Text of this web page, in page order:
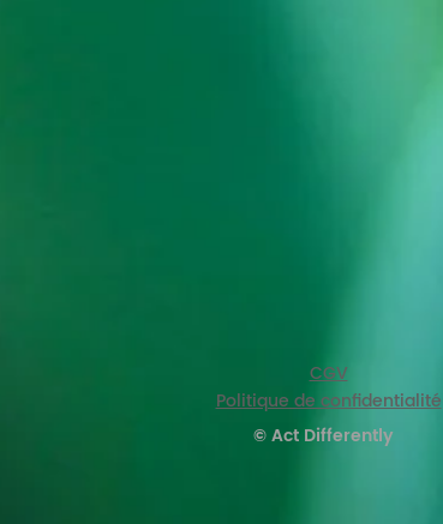
CGV
Politique de confidentialité
© Act Differently